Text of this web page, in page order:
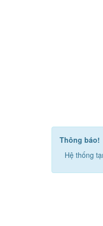
Thông báo!
Hệ thống